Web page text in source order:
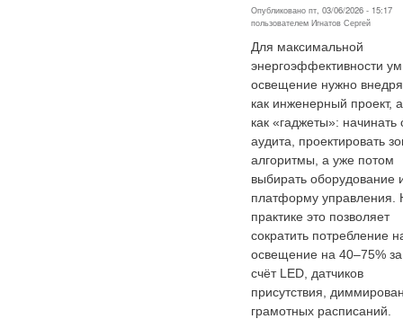
Опубликовано пт, 03/06/2026 - 15:17
пользователем Игнатов Сергей
Для максимальной
энергоэффективности
освещение нужно
как инженерный проект,
как «гаджеты»: начинать
аудита, проектировать
алгоритмы, а уже потом
выбирать оборудование
платформу управления.
практике это позволяет
сократить потребление
освещение на 40–75% за
счёт LED, датчиков
присутствия,
грамотных расписаний.